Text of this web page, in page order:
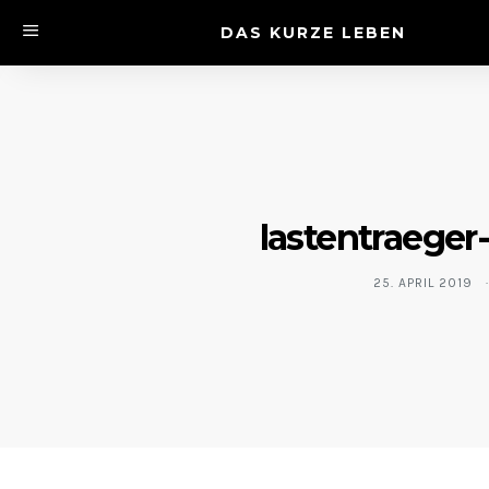
DAS KURZE LEBEN
25. APRIL 2019